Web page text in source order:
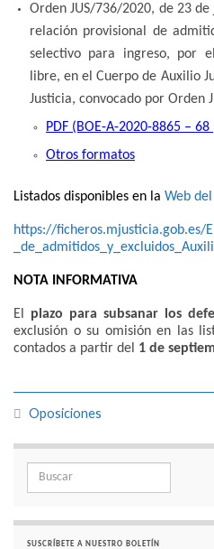
Orden JUS/736/2020, de 23
relación provisional de
selectivo para ingreso, por
libre, en el Cuerpo de Auxilio
Justicia, convocado por Orden
PDF (BOE-A-2020-8865 –
Otros formatos
Listados disponibles en la Web
https://ficheros.mjusticia.gob.es/
NOTA INFORMATIVA
El plazo para subsanar los
exclusión o su omisión en las
contados a partir del 1 de
Oposiciones
Search for:
SUSCRÍBETE A NUESTRO BOLETÍN